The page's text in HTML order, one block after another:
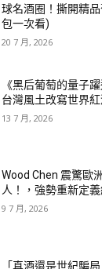
球名酒圈！撕開精
包一次看)
20 7 月, 2026
《黑后葡萄的量子
台灣風土改寫世界紅
13 7 月, 2026
Wood Chen 震驚歐
人！，強勢重新定義
9 7 月, 2026
「真酒還是世紀騙